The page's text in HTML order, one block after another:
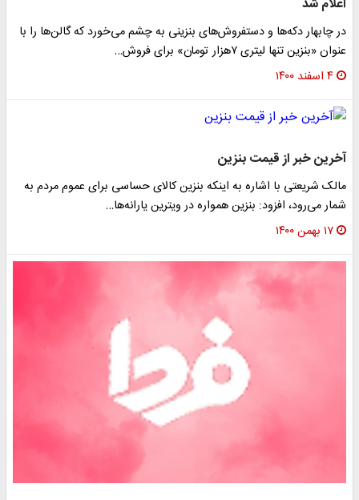
اعلام شد
در چابهار دکه‌ها و دستفروش‌های بنزینی به چشم می‌خورد که گالن‌ها را با
عنوان «بنزین تنها لیتری ۷هزار تومان» برای فروش…
۴ اسفند ۱۴۰۰
آخرین خبر از قیمت بنزین
مالک شریعتی با اشاره به اینکه بنزین کالای حساسی برای عموم مردم به
شمار می‌رود، افزود: بنزین همواره در ویترین یارانه‌ها…
۱۷ بهمن ۱۴۰۰